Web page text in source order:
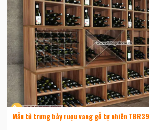
Mẫu tủ trưng bày rượu vang gỗ tự nhiên TBR39